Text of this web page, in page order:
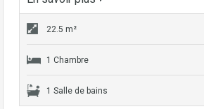
22.5 m²
1 Chambre
1 Salle de bains